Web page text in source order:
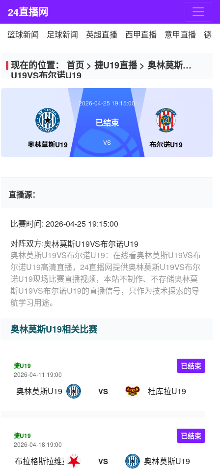
24直播网
篮球新闻 足球新闻 英超直播 西甲直播 意甲直播 德
现在的位置： 首页 > 捷U19直播> 奥林莫斯
U19VS布尔诺U19
奥林莫斯U19 布尔诺U19
2026-04-25 19:15:00
已结束
VS
直播源：
比赛时间: 2026-04-25 19:15:00
对阵双方:奥林莫斯U19VS布尔诺U19
奥林莫斯U19VS布尔诺U19：在线看奥林莫斯U19VS布
尔诺U19高清直播，24直播网提供奥林莫斯U19VS布尔
诺U19现场比赛直播视频，本站不制作、不存储奥林莫
斯U19VS布尔诺U19的直播信号，只作为技术探索的导
航学习用途。
奥林莫斯U19相关比赛
捷U19
2026-04-11 19:00
奥林莫斯U19 VS 杜库拉U19
已结束
捷U19
2026-04-18 19:00
布拉格斯拉维亚U19 VS 奥林莫斯U19
已结束